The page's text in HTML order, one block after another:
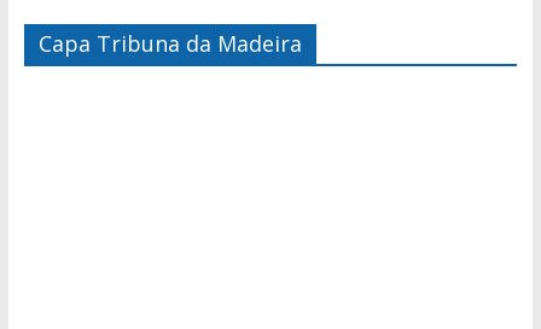
Capa Tribuna da Madeira